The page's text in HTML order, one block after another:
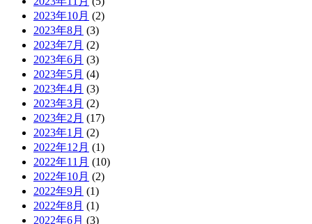
2023年10月 (2)
2023年8月 (3)
2023年7月 (2)
2023年6月 (3)
2023年5月 (4)
2023年4月 (3)
2023年3月 (2)
2023年2月 (17)
2023年1月 (2)
2022年12月 (1)
2022年11月 (10)
2022年10月 (2)
2022年9月 (1)
2022年8月 (1)
2022年6月 (3)